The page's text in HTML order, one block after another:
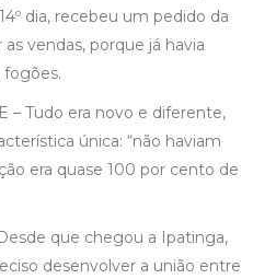
dia, recebeu um pedido da
vendas, porque já havia
– Tudo era novo e diferente,
única: “não haviam
era quase 100 por cento de
que chegou a Ipatinga,
desenvolver a união entre